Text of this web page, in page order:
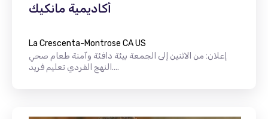
أكاديمية مانكيك
La Crescenta-Montrose CA US
إعلان: من الاثنين إلى الجمعة بيئة دافئة وآمنة طعام صحي
النهج الفردي تعليم فريد....